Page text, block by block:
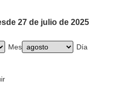
27 de julio de 2025
Mes Día